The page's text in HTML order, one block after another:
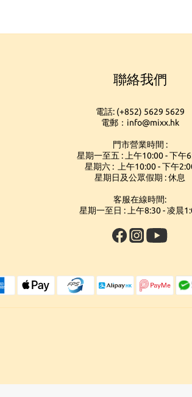
聯絡我們
電話: (+852) 5629 5629
電郵：info@mixx.hk
門市營業時間 :
星期一至五 : 上午10:00 - 下午
星期六 : 上午10:00 - 下午
星期日及公眾假期 : 休息
客服在線時間:
星期一至日 : 上午8:30 - 凌晨